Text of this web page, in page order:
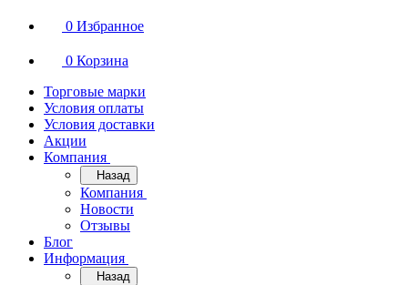
0 Избранное
0 Корзина
Торговые марки
Условия оплаты
Условия доставки
Акции
Компания
Назад
Компания
Новости
Отзывы
Блог
Информация
Назад